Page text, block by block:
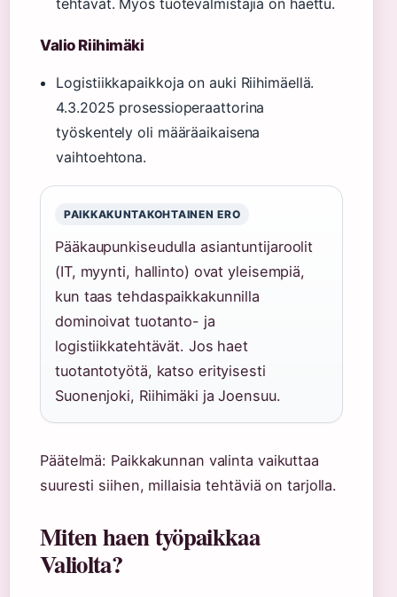
tehtävät. Myös tuotevalmistajia on haettu.
Valio Riihimäki
Logistiikkapaikkoja on auki Riihimäellä.
4.3.2025 prosessioperaattorina
työskentely oli määräaikaisena
vaihtoehtona.
PAIKKAKUNTAKOHTAINEN ERO
Pääkaupunkiseudulla asiantuntijaroolit
(IT, myynti, hallinto) ovat yleisempiä,
kun taas tehdaspaikkakunnilla
dominoivat tuotanto- ja
logistiikkatehtävät. Jos haet
tuotantotyötä, katso erityisesti
Suonenjoki, Riihimäki ja Joensuu.
Päätelmä: Paikkakunnan valinta vaikuttaa
suuresti siihen, millaisia tehtäviä on tarjolla.
Miten haen työpaikkaa
Valiolta?